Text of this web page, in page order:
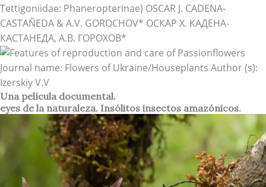
Una película documental.
eyes de la naturaleza. Insólitos insectos amazónicos.